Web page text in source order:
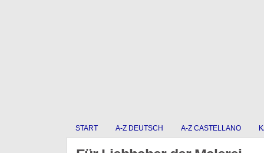
START A-Z DEUTSCH A-Z CASTELLANO